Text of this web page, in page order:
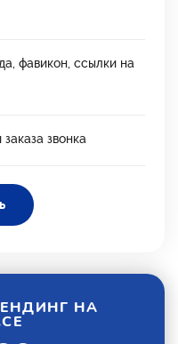
фавикон, ссылки на
звонка
НА